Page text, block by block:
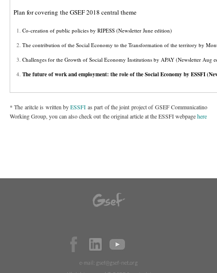
Plan for covering the GSEF 2018 central theme
Co-creation of public policies by RIPESS (Newsletter June edition)
The contribution of the Social Economy to the Transformation of the territory by
Challenges for the Growth of Social Economy Institutions by APAY (Newsletter Aug
The future of work and employment: the role of the Social Economy by ESSFI
* The aritcle is written byESSFI as part of the joint project of GSEF Communicatino
Working Group, you can also check out the original article at the ESSFI webpagehere
e-mail: gsef@gsef-net.org